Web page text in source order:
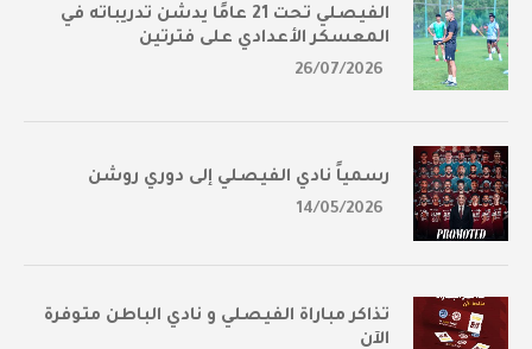
الفيصلي تحت 21 عامًا يدشن تدريباته في
المعسكر الأعدادي على فترتين
26/07/2026
رسمياً نادي الفيصلي إلى دوري روشن
14/05/2026
تذاكر مباراة الفيصلي و نادي الباطن متوفرة
الآن